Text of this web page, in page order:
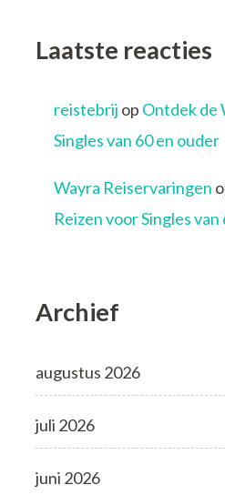
Laatste reacties
reistebrij op Ontdek de
Singles van 60 en ouder
Wayra Reiservaringen
Reizen voor Singles
Archief
augustus 2026
juli 2026
juni 2026